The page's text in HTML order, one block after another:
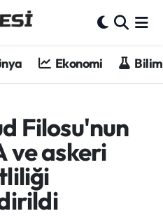
Ekonomi
Filosu'nun
ve askeri